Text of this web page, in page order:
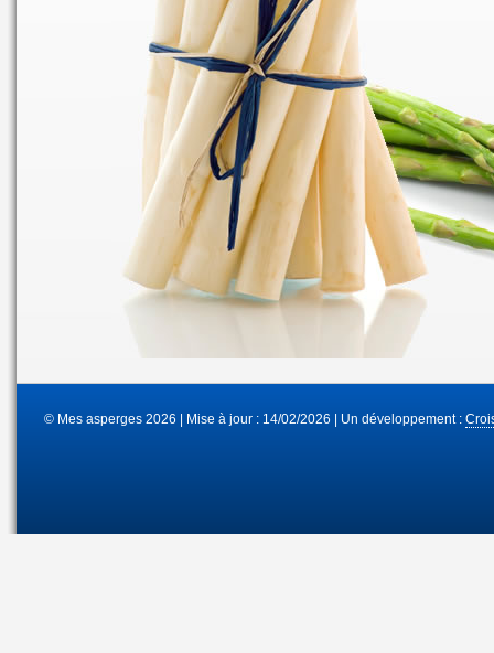
© Mes asperges 2026 | Mise à jour : 14/02/2026 | Un développement :